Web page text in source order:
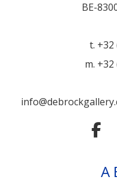
BE-
t. +32
m. +32